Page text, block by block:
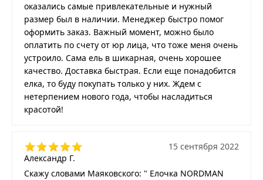
оказались самые привлекательные и нужный
размер был в наличии. Менеджер быстро помог
оформить заказ. Важный момент, можно было
оплатить по счету от юр лица, что тоже меня очень
устроило. Сама ель в шикарная, очень хорошее
качество. Доставка быстрая. Если еще понадобится
елка, то буду покупать только у них. Ждем с
нетерпением нового года, чтобы насладиться
красотой!
Александр Г.
15 сентября 2022
Скажу словами Маяковского: " Елочка NORDMAN